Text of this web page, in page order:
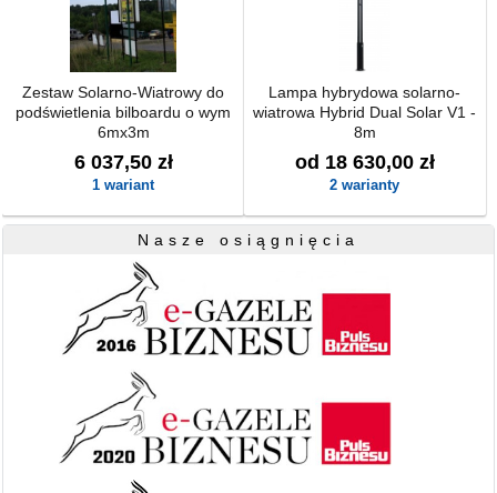
Zestaw Solarno-Wiatrowy do
podświetlenia bilboardu o wym
6mx3m
6 037,50 zł
1 wariant
Lampa hybrydowa solarno-
wiatrowa Hybrid Dual Solar V1 -
8m
od 18 630,00 zł
2 warianty
Nasze osiągnięcia